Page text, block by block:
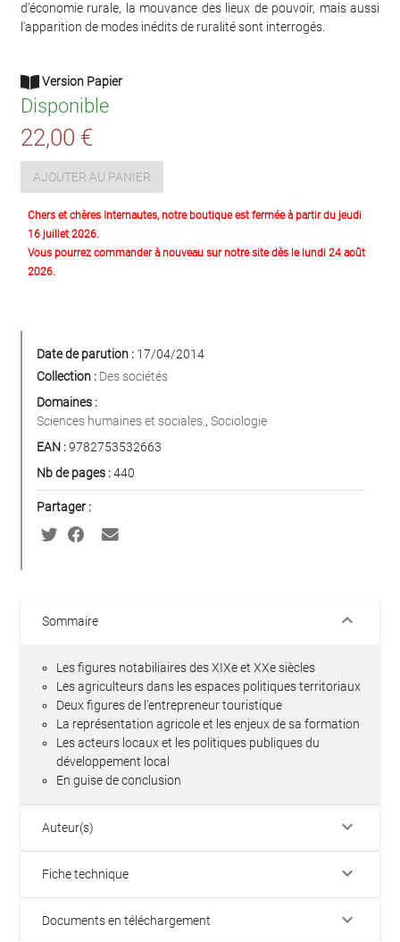
d'économie rurale, la mouvance des lieux de pouvoir, mais aussi
l'apparition de modes inédits de ruralité sont interrogés.
Version Papier
Disponible
22,00 €
AJOUTER AU PANIER
Chers et chères Internautes, notre boutique est fermée à partir du jeudi
16 juillet 2026.
Vous pourrez commander à nouveau sur notre site dès le lundi 24 août
2026.
Date de parution : 17/04/2014
Collection : Des sociétés
Domaines :
Sciences humaines et sociales., Sociologie
EAN :9782753532663
Nb de pages :440
Partager :
Sommaire keyboard_arrow_down
Les figures notabiliaires des XIXe et XXe siècles
Les agriculteurs dans les espaces politiques territoriaux
Deux figures de l'entrepreneur touristique
La représentation agricole et les enjeux de sa formation
Les acteurs locaux et les politiques publiques du
développement local
En guise de conclusion
Auteur(s) keyboard_arrow_down
Fiche technique keyboard_arrow_down
Documents en téléchargement keyboard_arrow_down